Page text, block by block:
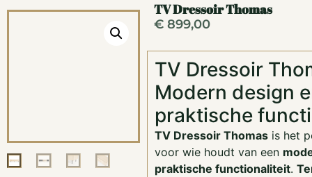
TV Dressoir Thomas
€899,00
TV Dressoir
Modern design
praktische
TV Dressoir Thomasis het
voor wie houdt van een
praktische functionaliteit.